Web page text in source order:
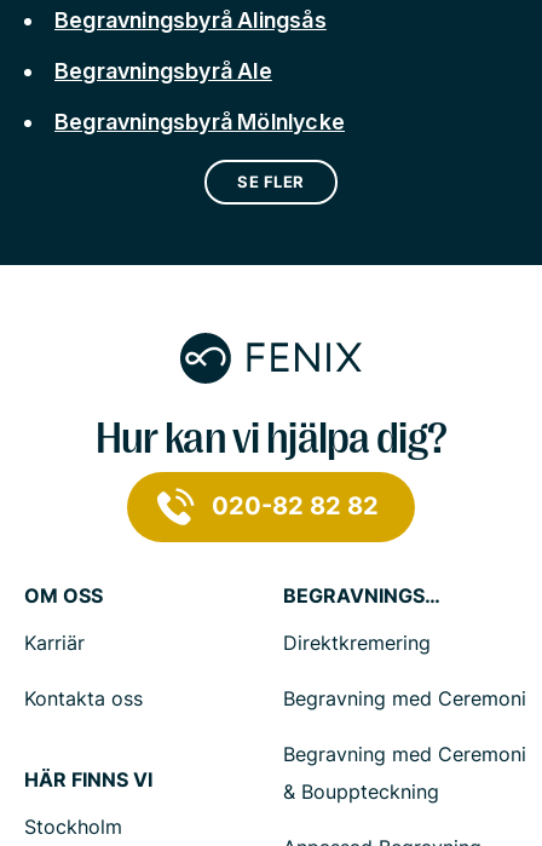
Begravningsbyrå Alingsås
Begravningsbyrå Ale
Begravningsbyrå Mölnlycke
SE FLER
Hur kan vi hjälpa dig?
020-82 82 82
OM OSS
Karriär
Kontakta oss
HÄR FINNS VI
Stockholm
BEGRAVNINGSTJÄNSTER
Direktkremering
Begravning med Ceremoni
Begravning med Ceremoni
& Bouppteckning